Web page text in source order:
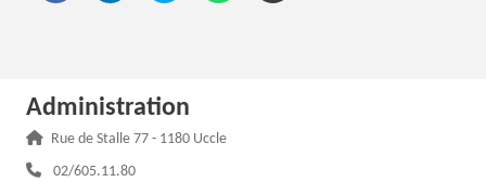
Administration
Adresse :
Rue de Stalle 77 - 1180 Uccle
Téléphone :
02/605.11.80